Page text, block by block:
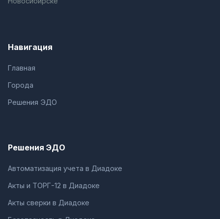
Навигация
Главная
Города
Решения ЭДО
Решения ЭДО
Автоматизация учета в Диадоке
Акты и ТОРГ-12 в Диадоке
Акты сверки в Диадоке